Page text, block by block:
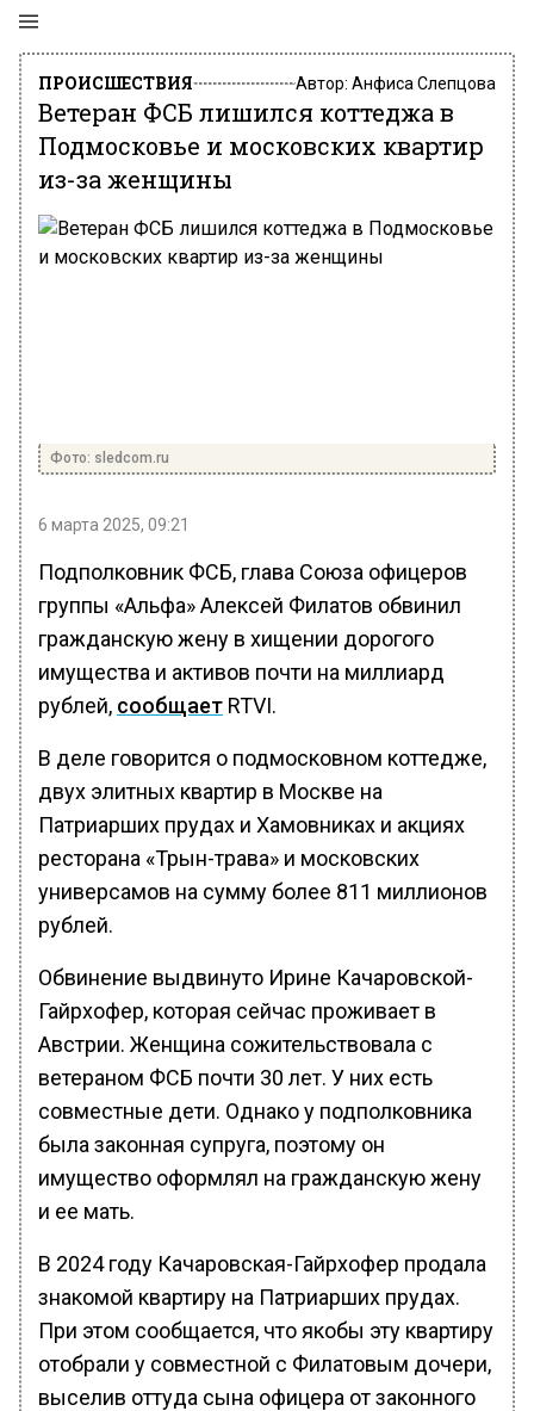
ПРОИСШЕСТВИЯ Автор: Анфиса Слепцова
Ветеран ФСБ лишился коттеджа в
Подмосковье и московских квартир
из-за женщины
Фото: sledcom.ru
6 марта 2025, 09:21
Подполковник ФСБ, глава Союза офицеров
группы «Альфа» Алексей Филатов обвинил
гражданскую жену в хищении дорогого
имущества и активов почти на миллиард
рублей, сообщает RTVI.
В деле говорится о подмосковном коттедже,
двух элитных квартир в Москве на
Патриарших прудах и Хамовниках и акциях
ресторана «Трын-трава» и московских
универсамов на сумму более 811 миллионов
рублей.
Обвинение выдвинуто Ирине Качаровской-
Гайрхофер, которая сейчас проживает в
Австрии. Женщина сожительствовала с
ветераном ФСБ почти 30 лет. У них есть
совместные дети. Однако у подполковника
была законная супруга, поэтому он
имущество оформлял на гражданскую жену
и ее мать.
В 2024 году Качаровская-Гайрхофер продала
знакомой квартиру на Патриарших прудах.
При этом сообщается, что якобы эту квартиру
отобрали у совместной с Филатовым дочери,
выселив оттуда сына офицера от законного